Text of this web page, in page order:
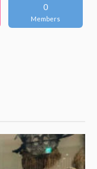
0
Members